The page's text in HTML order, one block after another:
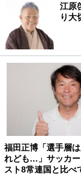
江原
り大
福田正博「選手層
れども…」サッカ
スト8常連国と比べ